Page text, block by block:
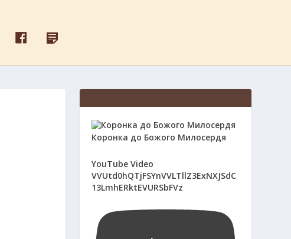
E
Д
С
Коронка до Божого Милосердя
YouTube Video
VVUtd0hQTjFSYnVVLTllZ3ExNXJSdC
13LmhERktEVURSbFVz